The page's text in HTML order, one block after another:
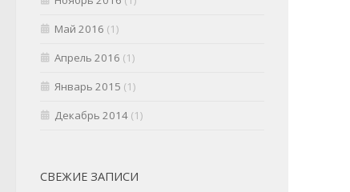
Май 2016 (1)
Апрель 2016 (1)
Январь 2015 (1)
Декабрь 2014 (1)
СВЕЖИЕ ЗАПИСИ